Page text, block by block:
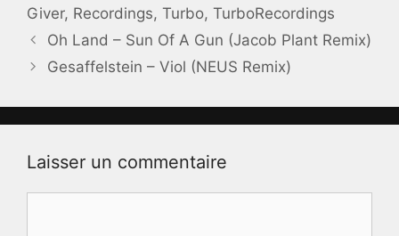
Giver, Recordings, Turbo, TurboRecordings
Oh Land – Sun Of A Gun (Jacob Plant Remix)
Gesaffelstein – Viol (NEUS Remix)
Laisser un commentaire